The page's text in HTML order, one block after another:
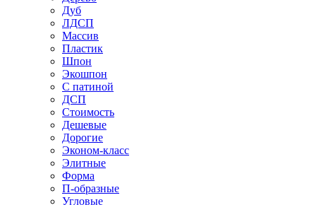
Дуб
ЛДСП
Массив
Пластик
Шпон
Экошпон
С патиной
ДСП
Стоимость
Дешевые
Дорогие
Эконом-класс
Элитные
Форма
П-образные
Угловые